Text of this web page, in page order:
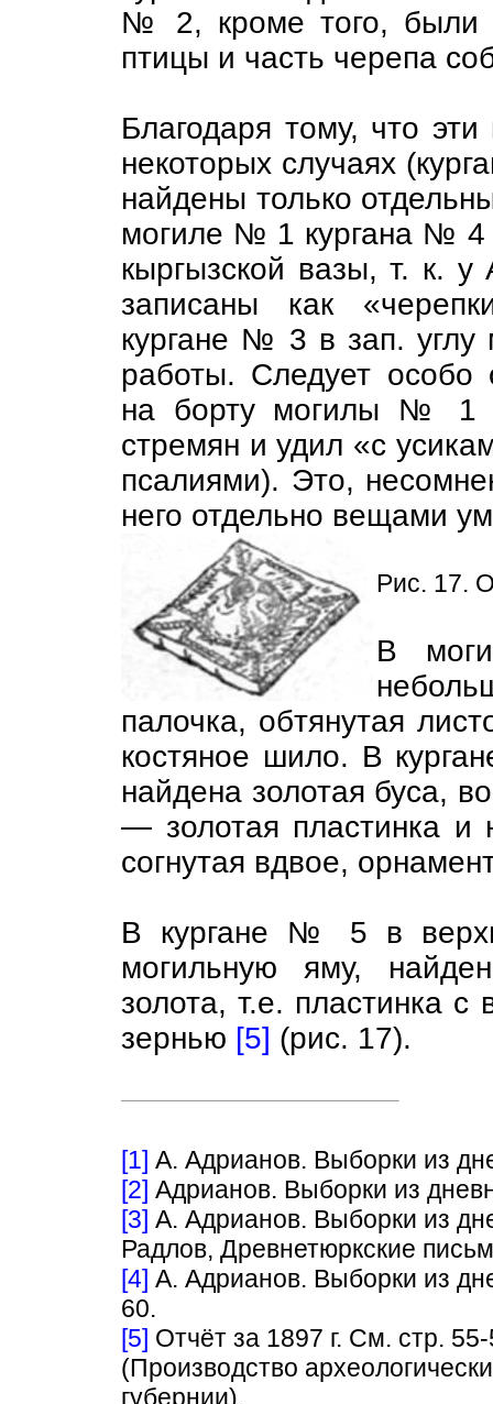
№ 2, кроме того, были
птицы и часть черепа
Благодаря тому, что
некоторых случаях
найдены только
могиле № 1 кургана № 4
кыргызской вазы, т. к.
записаны как
кургане № 3 в зап. углу
работы. Следует особо
на борту могилы № 1
стремян и удил «с
псалиями). Это,
него отдельно вещами
Рис. 17.
В
палочка, обтянутая
костяное шило. В
найдена золотая буса,
— золотая пластинка и
согнутая вдвое,
В кургане № 5 в
могильную яму,
золота, т.е. пластинка
зернью [5] (рис. 17).
[1] А. Адрианов. Выборки из
[2] Адрианов. Выборки из
[3] А. Адрианов. Выборки из
Радлов, Древнетюркские
[4] А. Адрианов. Выборки из
60.
[5] Отчёт за 1897 г. См. стр.
(Производство
губернии).